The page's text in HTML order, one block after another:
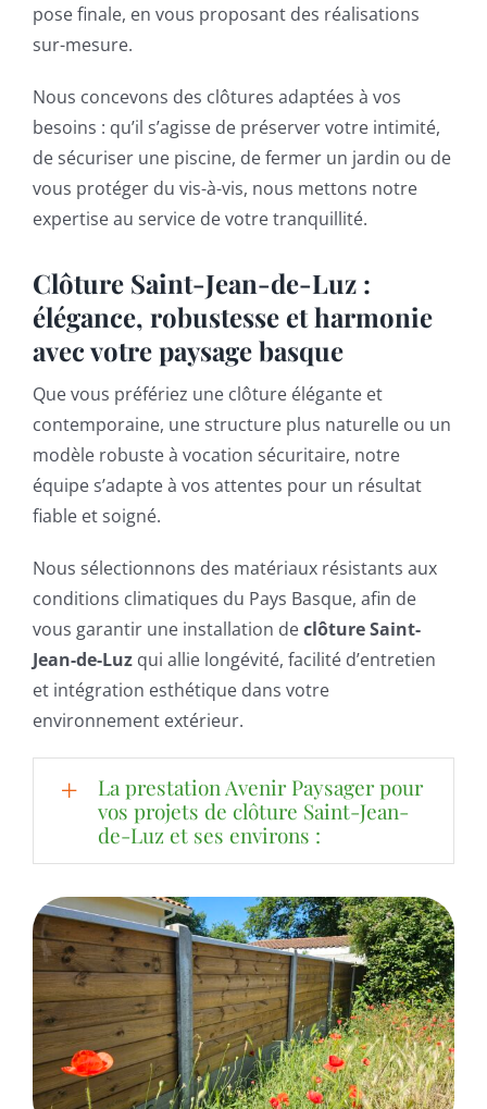
pose finale, en vous proposant des réalisations
sur-mesure.
Nous concevons des clôtures adaptées à vos
besoins : qu’il s’agisse de préserver votre intimité,
de sécuriser une piscine, de fermer un jardin ou de
vous protéger du vis-à-vis, nous mettons notre
expertise au service de votre tranquillité.
Clôture Saint-Jean-de-Luz :
élégance, robustesse et harmonie
avec votre paysage basque
Que vous préfériez une clôture élégante et
contemporaine, une structure plus naturelle ou un
modèle robuste à vocation sécuritaire, notre
équipe s’adapte à vos attentes pour un résultat
fiable et soigné.
Nous sélectionnons des matériaux résistants aux
conditions climatiques du Pays Basque, afin de
vous garantir une installation declôture Saint-
Jean-de-Luzqui allie longévité, facilité d’entretien
et intégration esthétique dans votre
environnement extérieur.
La prestation Avenir Paysager pour
vos projets de clôture Saint-Jean-
de-Luz et ses environs :